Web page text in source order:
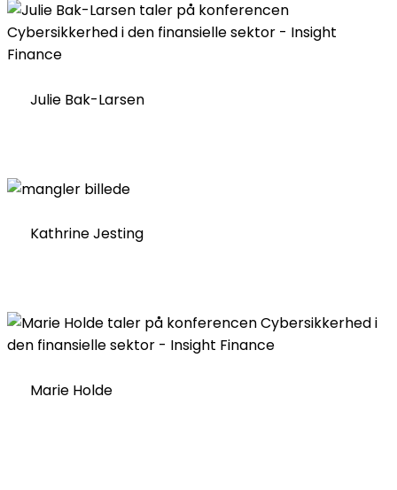
Julie Bak-Larsen
Kathrine Jesting
Marie Holde